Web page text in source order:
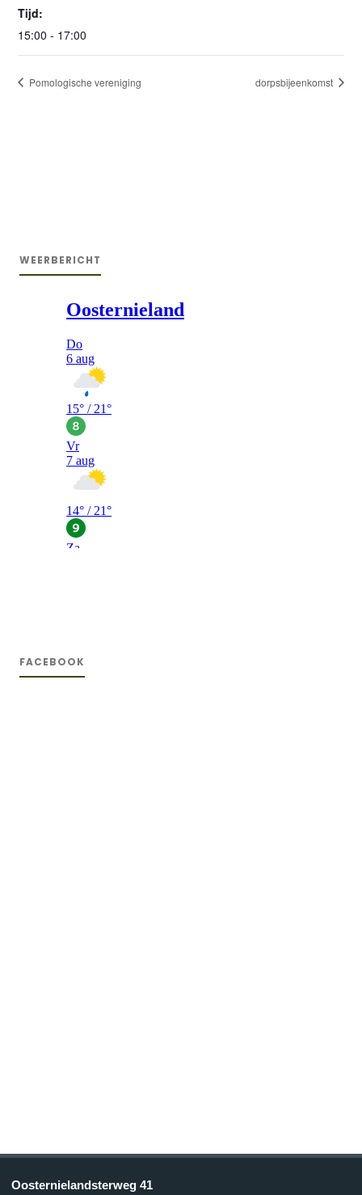
Tijd:
15:00 - 17:00
Pomologische vereniging dorpsbijeenkomst
WEERBERICHT
FACEBOOK
Oosternielandsterweg 41